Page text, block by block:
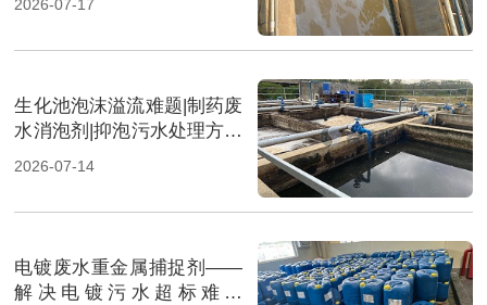
2026-07-17
生化池泡沫溢流难题|制药废
水消泡剂|抑泡污水处理方案
（图）
2026-07-14
电镀废水重金属捕捉剂——
解决电镀污水超标难题